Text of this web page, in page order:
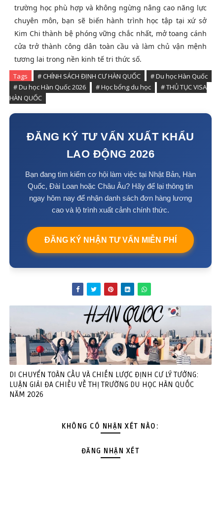
trường học phù hợp và không ngừng nâng cao năng lực
chuyên môn, bạn sẽ biến hành trình học tập tại xứ sở
Kim Chi thành bệ phóng vững chắc nhất, mở toang cánh
cửa trở thành công dân toàn cầu và làm chủ vận mệnh
tương lai trong nền kinh tế tri thức số.
Tags # CHÍNH SÁCH ĐỊNH CƯ HÀN QUỐC
# Du học Hàn Quốc
# Du học Hàn Quốc 2026
# Học bổng du học
# THỦ TỤC VISA
HÀN QUỐC
ĐĂNG KÝ TƯ VẤN XUẤT KHẨU
LAO ĐỘNG 2026
Bạn đang tìm kiếm cơ hội làm việc tại Nhật Bản, Hàn
Quốc, Đài Loan hoặc Châu Âu? Hãy để lại thông tin
ngay hôm nay để nhận danh sách đơn hàng lương
cao và lộ trình xuất cảnh chính thức.
ĐĂNG KÝ NHẬN TƯ VẤN MIỄN PHÍ
DI CHUYỂN TOÀN CẦU VÀ CHIẾN LƯỢC ĐỊNH CƯ LÝ TƯỞNG:
LUẬN GIẢI ĐA CHIỀU VỀ THỊ TRƯỜNG DU HỌC HÀN QUỐC
NĂM 2026
KHÔNG CÓ NHẬN XÉT NÀO:
ĐĂNG NHẬN XÉT